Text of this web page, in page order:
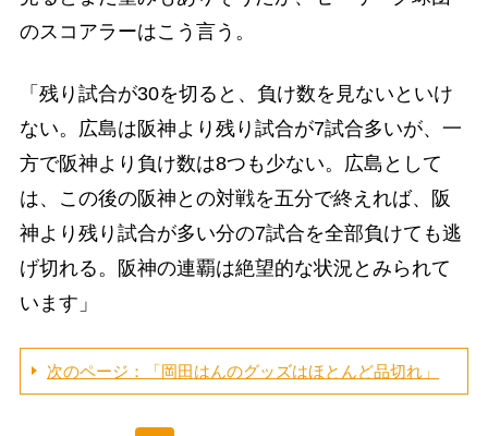
のスコアラーはこう言う。
「残り試合が30を切ると、負け数を見ないといけ
ない。広島は阪神より残り試合が7試合多いが、一
方で阪神より負け数は8つも少ない。広島として
は、この後の阪神との対戦を五分で終えれば、阪
神より残り試合が多い分の7試合を全部負けても逃
げ切れる。阪神の連覇は絶望的な状況とみられて
います」
次のページ：「岡田はんのグッズはほとんど品切れ」